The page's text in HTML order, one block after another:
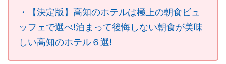
・【決定版】高知のホテルは極上の朝食ビュ
ッフェで選べ!泊まって後悔しない朝食が美味
しい高知のホテル６選!